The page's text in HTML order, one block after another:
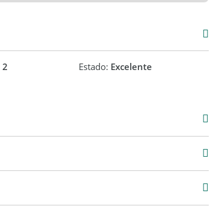
2 Estado: Excelente